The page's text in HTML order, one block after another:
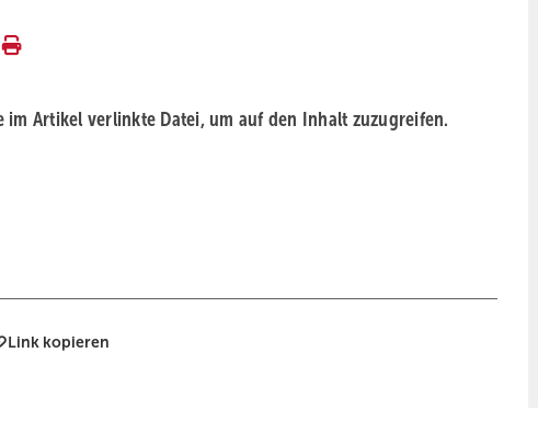
im Artikel verlinkte Datei, um auf den Inhalt zuzugreifen.
Link kopieren